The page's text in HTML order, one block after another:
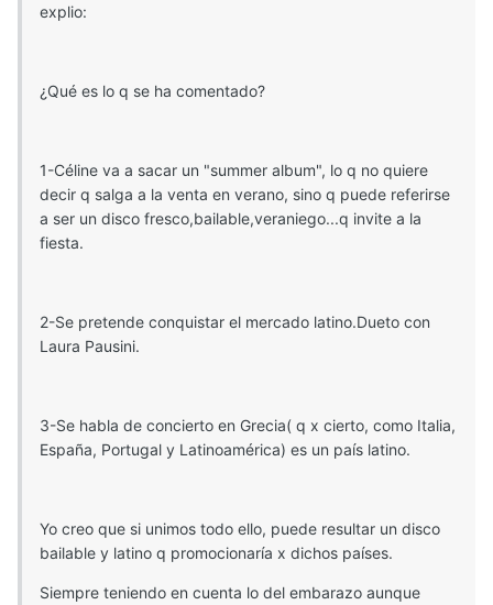
explio:
¿Qué es lo q se ha comentado?
1-Céline va a sacar un "summer album", lo q no quiere
decir q salga a la venta en verano, sino q puede referirse
a ser un disco fresco,bailable,veraniego...q invite a la
fiesta.
2-Se pretende conquistar el mercado latino.Dueto con
Laura Pausini.
3-Se habla de concierto en Grecia( q x cierto, como Italia,
España, Portugal y Latinoamérica) es un país latino.
Yo creo que si unimos todo ello, puede resultar un disco
bailable y latino q promocionaría x dichos países.
Siempre teniendo en cuenta lo del embarazo aunque